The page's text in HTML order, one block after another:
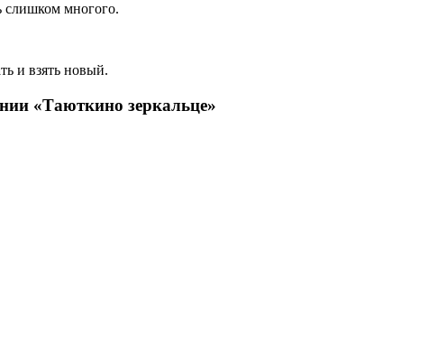
слишком многого.
и взять новый.
«Таюткино зеркальце»